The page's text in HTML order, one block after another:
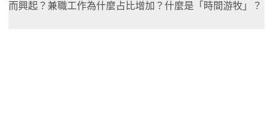
而興起？兼職工作為什麼占比增加？什麼是「時間游牧」？